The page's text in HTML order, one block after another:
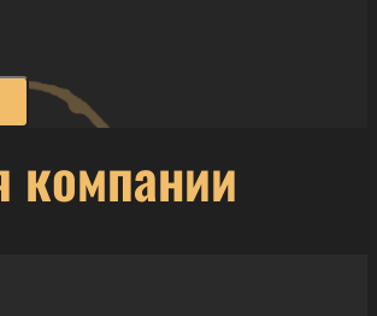
компании